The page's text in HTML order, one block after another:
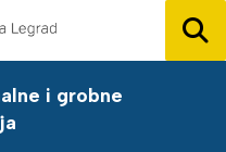
i grobne